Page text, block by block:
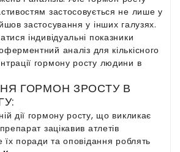
застосовується не лише у
застосування у інших галузях.
індивідуальні показники
аналіз для кількісного
гормону росту людини в
ГОРМОН ЗРОСТУ В
дії гормону росту, що викликає
зацікавив атлетів
їх поради та оповідання роблять